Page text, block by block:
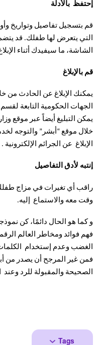
إحتفظ بالأدلة
قم بتسجيل تفاصيل وتواريخ
التي يتعرض لها طفلك. قد
الشاشة، ما سيفيدك أثناء
قم بالإبلاغ
يمكنك الإبلاغ عن الحادث من
الجهات الحكومية التابعة
يمكن التبليغ أيضاً عبر موقع
خلال موقع “أبشر” والتوجه
الإبلاغ عن الجرائم الإلكترونية .
إنتبه لأدق التفاصيل
راقب أي تغيرات في مزاج
وقت معه والاستماع إليه.
و كما هو الحال دائمًا، كن
فهم فوائد ومخاطر العالم
الغضب وعدم إستخدام
فمن غير المرجح أن يصدر من
الصحيحة والمقبولة للرد وعند
Tags